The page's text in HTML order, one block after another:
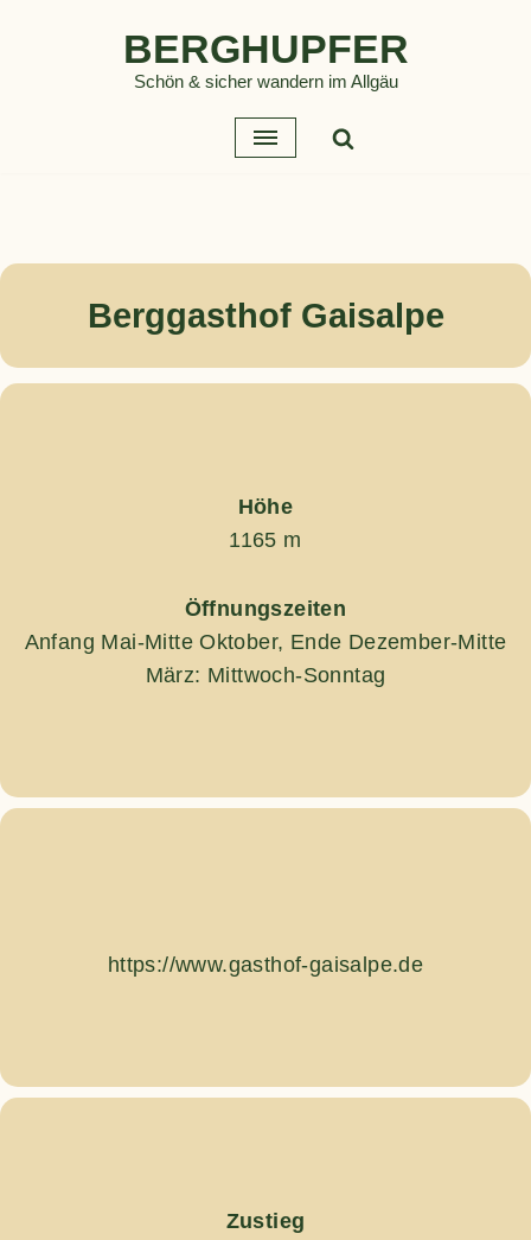
BERGHUPFER
Schön & sicher wandern im Allgäu
Berggasthof Gaisalpe
Höhe
1165 m
Öffnungszeiten
Anfang Mai-Mitte Oktober, Ende Dezember-Mitte
März: Mittwoch-Sonntag
https://www.gasthof-gaisalpe.de
Zustieg